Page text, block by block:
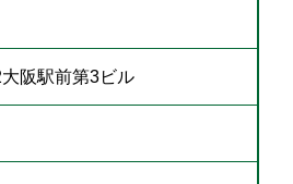
阪駅前第3ビル